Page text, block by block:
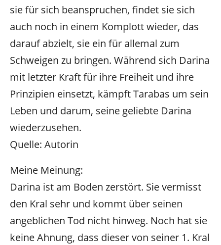
sie für sich beanspruchen, findet sie sich
auch noch in einem Komplott wieder, das
darauf abzielt, sie ein für allemal zum
Schweigen zu bringen. Während sich Darina
mit letzter Kraft für ihre Freiheit und ihre
Prinzipien einsetzt, kämpft Tarabas um sein
Leben und darum, seine geliebte Darina
wiederzusehen.
Quelle: Autorin
Meine Meinung:
Darina ist am Boden zerstört. Sie vermisst
den Kral sehr und kommt über seinen
angeblichen Tod nicht hinweg. Noch hat sie
keine Ahnung, dass dieser von seiner 1. Kral